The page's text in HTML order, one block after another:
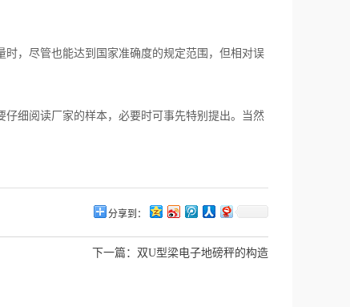
，尽管也能达到国家准确度的规定范围，但相对误
细阅读厂家的样本，必要时可事先特别提出。当然
分享到：
下一篇： 双U型梁电子地磅秤的构造